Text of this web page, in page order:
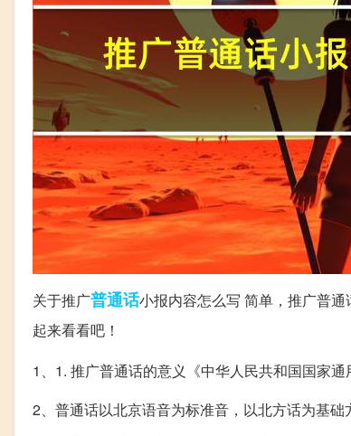
关于推广普通话小报内容怎么写 简单，推广普
起来看看吧！
1、1. 推广普通话的意义《中华人民共和国国家通
2、普通话以北京语音为标准音，以北方话为基础